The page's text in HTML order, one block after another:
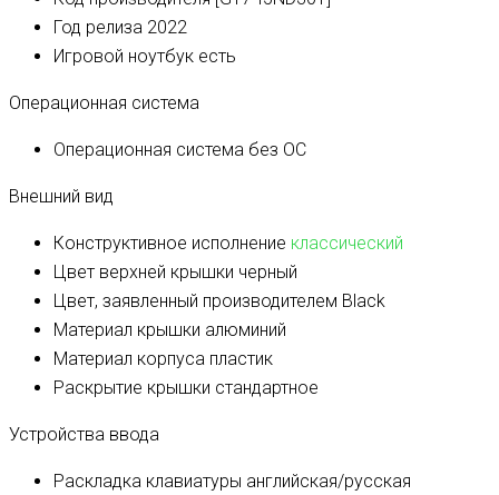
Год релиза 2022
Игровой ноутбук есть
Операционная система
Операционная система без ОС
Внешний вид
Конструктивное исполнение классический
Цвет верхней крышки черный
Цвет, заявленный производителем Black
Материал крышки алюминий
Материал корпуса пластик
Раскрытие крышки стандартное
Устройства ввода
Раскладка клавиатуры английская/русская